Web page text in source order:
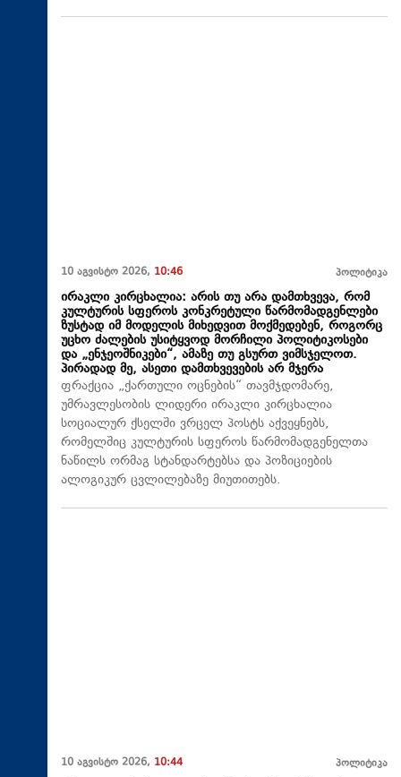
10 აგვისტო 2026, 10:46 პოლიტიკა
ირაკლი კირცხალია: არის თუ არა დამთხვევა, რომ
კულტურის სფეროს კონკრეტული წარმომადგენლები
ზუსტად იმ მოდელის მიხედვით მოქმედებენ, როგორც
უცხო ძალების უსიტყვოდ მორჩილი პოლიტიკოსები
და „ენჯეოშნიკები“, ამაზე თუ გსურთ ვიმსჯელოთ.
პირადად მე, ასეთი დამთხვევების არ მჯერა
ფრაქცია „ქართული ოცნების“ თავმჯდომარე,
უმრავლესობის ლიდერი ირაკლი კირცხალია
სოციალურ ქსელში ვრცელ პოსტს აქვეყნებს,
რომელშიც კულტურის სფეროს წარმომადგენელთა
ნაწილს ორმაგ სტანდარტებსა და პოზიციების
ალოგიკურ ცვლილებაზე მიუთითებს.
10 აგვისტო 2026, 10:44 პოლიტიკა